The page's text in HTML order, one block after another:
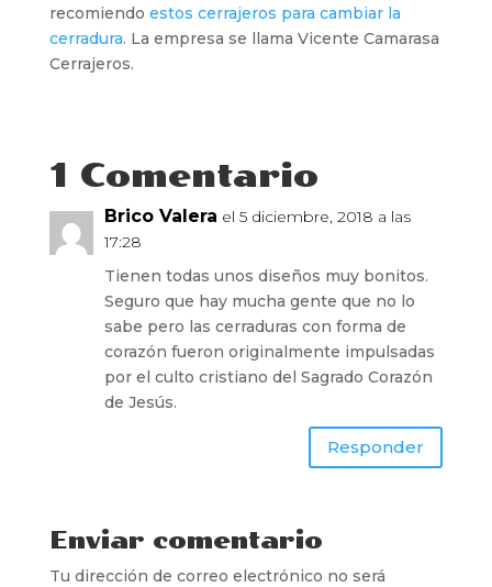
recomiendo estos cerrajeros para cambiar la
cerradura. La empresa se llama Vicente Camarasa
Cerrajeros.
1 Comentario
Brico Valera el 5 diciembre, 2018 a las
17:28
Tienen todas unos diseños muy bonitos.
Seguro que hay mucha gente que no lo
sabe pero las cerraduras con forma de
corazón fueron originalmente impulsadas
por el culto cristiano del Sagrado Corazón
de Jesús.
Responder
Enviar comentario
Tu dirección de correo electrónico no será